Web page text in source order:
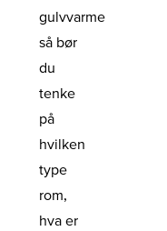
gulvvarme
så bør
du
tenke
på
hvilken
type
rom,
hva er